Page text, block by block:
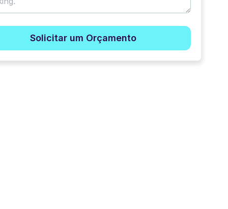
Solicitar um Orçamento